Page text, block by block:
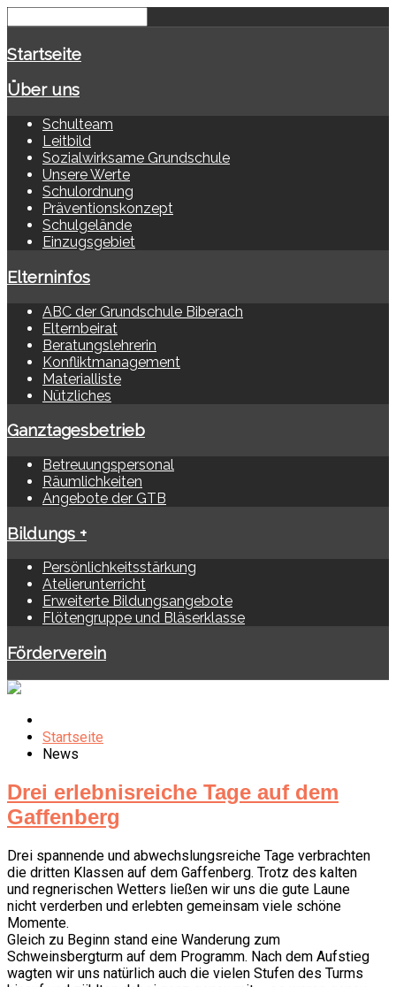
Startseite
Über uns
Schulteam
Leitbild
Sozialwirksame Grundschule
Unsere Werte
Schulordnung
Präventionskonzept
Schulgelände
Einzugsgebiet
Elterninfos
ABC der Grundschule Biberach
Elternbeirat
Beratungslehrerin
Konfliktmanagement
Materialliste
Nützliches
Ganztagesbetrieb
Betreuungspersonal
Räumlichkeiten
Angebote der GTB
Bildungs +
Persönlichkeitsstärkung
Atelierunterricht
Erweiterte Bildungsangebote
Flötengruppe und Bläserklasse
Förderverein
Startseite
News
Drei erlebnisreiche Tage auf dem
Gaffenberg
Drei spannende und abwechslungsreiche Tage verbrachten
die dritten Klassen auf dem Gaffenberg. Trotz des kalten
und regnerischen Wetters ließen wir uns die gute Laune
nicht verderben und erlebten gemeinsam viele schöne
Momente.
Gleich zu Beginn stand eine Wanderung zum
Schweinsbergturm auf dem Programm. Nach dem Aufstieg
wagten wir uns natürlich auch die vielen Stufen des Turms